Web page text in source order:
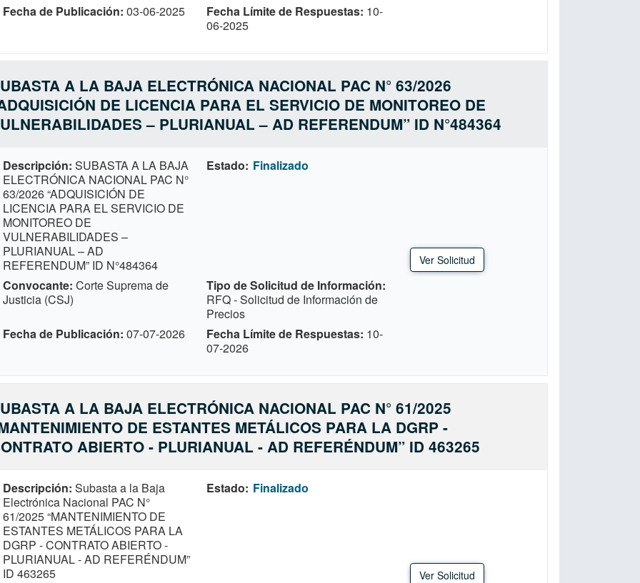
Fecha de Publicación 03-06-2025 Fecha Límite de Respuestas 10-
06-2025
A LA BAJA ELECTRÓNICA NACIONAL PAC N° 63/2026
DE LICENCIA PARA EL SERVICIO DE MONITOREO DE
– PLURIANUAL – AD REFERENDUM” ID N°484364
Descripción SUBASTA A LA BAJA
ELECTRÓNICA NACIONAL PAC N°
63/2026 “ADQUISICIÓN DE
LICENCIA PARA EL SERVICIO DE
MONITOREO DE
VULNERABILIDADES –
PLURIANUAL – AD
REFERENDUM” ID N°484364
Estado Finalizado
Convocante Corte Suprema de
Justicia (CSJ)
Tipo de Solicitud de Información
RFQ - Solicitud de Información de
Precios
Fecha de Publicación 07-07-2026 Fecha Límite de Respuestas 10-
07-2026
Ver Solicitud
A LA BAJA ELECTRÓNICA NACIONAL PAC N° 61/2025
DE ESTANTES METÁLICOS PARA LA DGRP -
ABIERTO - PLURIANUAL - AD REFERÉNDUM” ID 463265
Descripción Subasta a la Baja
Electrónica Nacional PAC N°
61/2025 “MANTENIMIENTO DE
ESTANTES METÁLICOS PARA LA
DGRP - CONTRATO ABIERTO -
PLURIANUAL - AD REFERÉNDUM”
ID 463265
Estado Finalizado
Ver Solicitud